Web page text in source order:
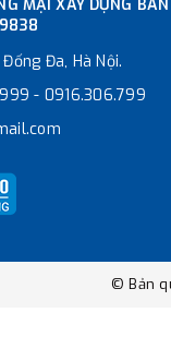
MẠI XÂY DỰNG BÀN
Đa, Hà Nội.
- 0916.306.799
© Bản